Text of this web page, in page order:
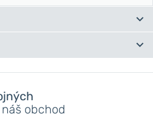
nám komentár
Pridať dotaz
obchod